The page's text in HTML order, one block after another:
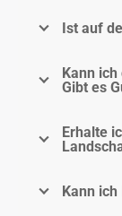
Ist auf
Kann
Gibt es
Erhalte
Kann